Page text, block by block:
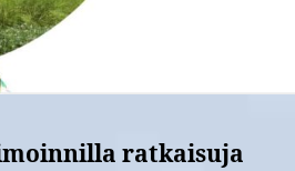
ratkaisuja